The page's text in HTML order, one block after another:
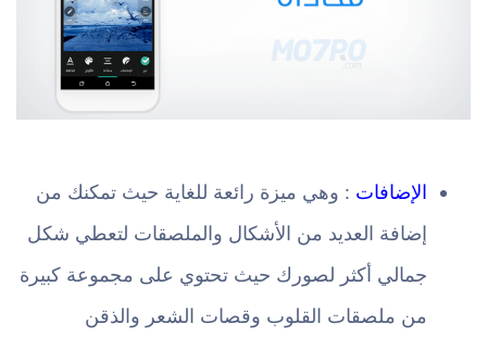
الإضافات : وهي ميزة رائعة للغاية حيث تمكنك من
إضافة العديد من الأشكال والملصقات لتعطي شكل
جمالي أكثر لصورك حيث تحتوي على مجموعة كبيرة
من ملصقات القلوب وقصات الشعر والذقن